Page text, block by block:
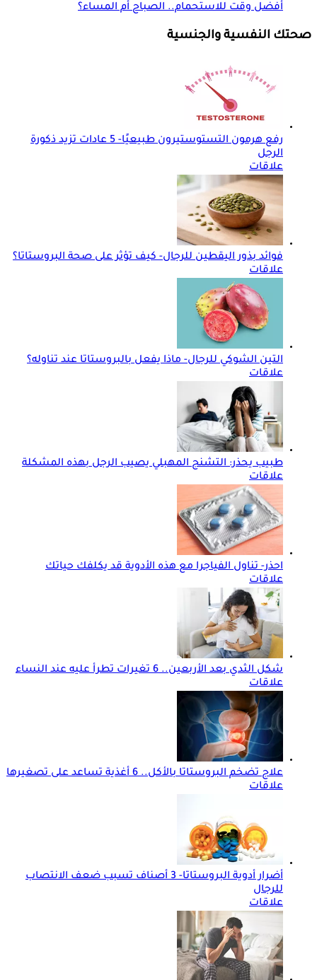
أفضل وقت للاستحمام.. الصباح أم المساء؟
صحتك النفسية والجنسية
رفع هرمون التستوستيرون طبيعيًا- 5 عادات تزيد ذكورة
الرجل
علاقات
فوائد بذور اليقطين للرجال- كيف تؤثر على صحة البروستاتا؟
علاقات
التين الشوكي للرجال- ماذا يفعل بالبروستاتا عند تناوله؟
علاقات
طبيب يحذر: التشنج المهبلي يصيب الرجل بهذه المشكلة
علاقات
احذر- تناول الفياجرا مع هذه الأدوية قد يكلفك حياتك
علاقات
شكل الثدي بعد الأربعين.. 6 تغيرات تطرأ عليه عند النساء
علاقات
علاج تضخم البروستاتا بالأكل.. 6 أغذية تساعد على تصغيرها
علاقات
أضرار أدوية البروستاتا- 3 أصناف تسبب ضعف الانتصاب
للرجال
علاقات